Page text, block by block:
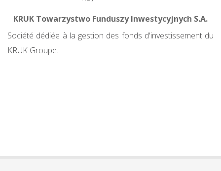
KRUK Towarzystwo Funduszy Inwestycyjnych S.A.
Société dédiée à la gestion des fonds d'investissement du
KRUK Groupe.